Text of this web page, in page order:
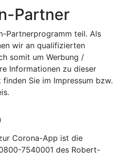
Partner
Partnerprogramm teil. Als
wir an qualifizierten
somit um Werbung /
Informationen zu dieser
Sie im Impressum bzw.
Corona-App ist die
7540001 des Robert-